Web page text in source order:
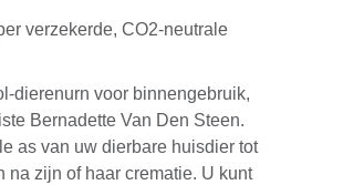
verzekerde, CO2-neutrale
dierenurn voor binnengebruik,
Bernadette Van Den Steen.
as van uw dierbare huisdier tot
zijn of haar crematie. U kunt